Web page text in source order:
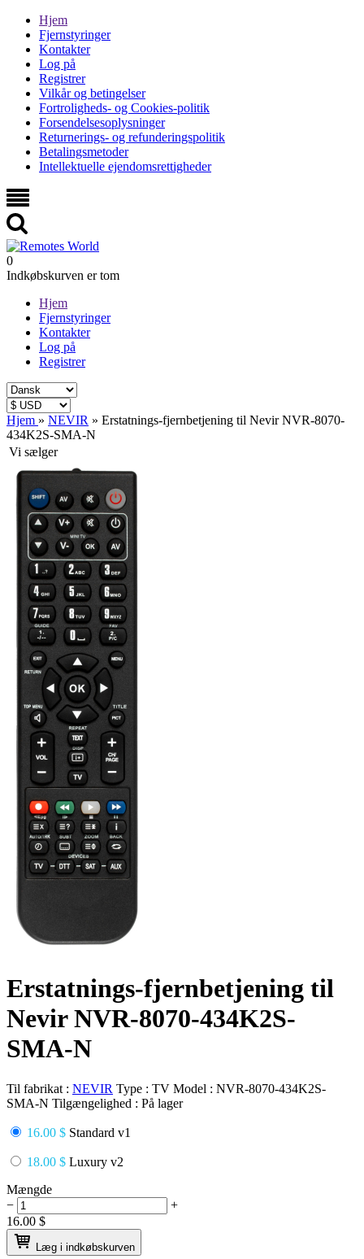
Hjem
Fjernstyringer
Kontakter
Log på
Registrer
Vilkår og betingelser
Fortroligheds- og Cookies-politik
Forsendelsesoplysninger
Returnerings- og refunderingspolitik
Betalingsmetoder
Intellektuelle ejendomsrettigheder
0
Indkøbskurven er tom
Hjem
Fjernstyringer
Kontakter
Log på
Registrer
Hjem » NEVIR » Erstatnings-fjernbetjening til Nevir NVR-8070-
434K2S-SMA-N
Vi sælger
Erstatnings-fjernbetjening til
Nevir NVR-8070-434K2S-
SMA-N
Til fabrikat : NEVIR Type : TV Model : NVR-8070-434K2S-
SMA-N Tilgængelighed : På lager
16.00 $ Standard v1
18.00 $ Luxury v2
Mængde
−
+
16.00 $
Læg i indkøbskurven